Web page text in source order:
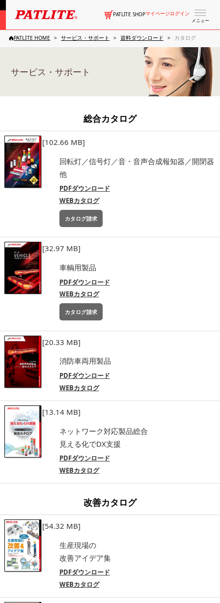
メニュー
PATLITE SHOPマイページログイン
PATLITE HOME サービス・サポート 資料ダウンロード カタログ
サービス・サポート
総合カタログ
[102.66 MB]
回転灯／信号灯／音・音声合成報知器／開閉器
他
PDFダウンロード
WEBカタログ
カタログ請求
[32.97 MB]
車輌用製品
PDFダウンロード
WEBカタログ
カタログ請求
[20.33 MB]
消防車両用製品
PDFダウンロード
WEBカタログ
[13.14 MB]
ネットワーク対応製品総合
見える化でDX支援
PDFダウンロード
WEBカタログ
改善カタログ
[54.32 MB]
生産現場の
改善アイデア集
PDFダウンロード
WEBカタログ